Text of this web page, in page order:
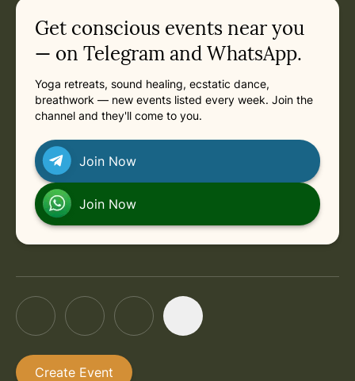
Related appointments
Get conscious events near you
— on Telegram and WhatsApp.
Yoga retreats, sound healing, ecstatic dance,
breathwork — new events listed every week. Join the
channel and they'll come to you.
Join Now
Join Now
Create Event